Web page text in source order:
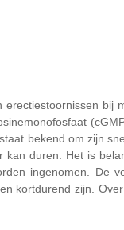
bij
bekend om zijn
duren. Het is
ingenomen. De
kortdurend zijn.